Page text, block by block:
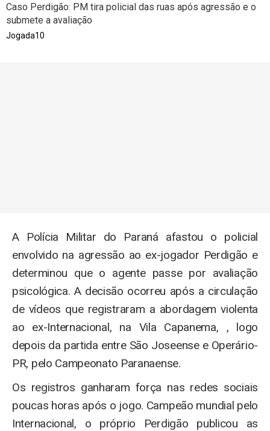
Caso Perdigão: PM tira policial das ruas após agressão e o
submete a avaliação
Jogada10
A Polícia Militar do Paraná afastou o policial
envolvido na agressão ao ex-jogador Perdigão e
determinou que o agente passe por avaliação
psicológica. A decisão ocorreu após a circulação
de vídeos que registraram a abordagem violenta
ao ex-Internacional, na Vila Capanema, , logo
depois da partida entre São Joseense e Operário-
PR, pelo Campeonato Paranaense.
Os registros ganharam força nas redes sociais
poucas horas após o jogo. Campeão mundial pelo
Internacional, o próprio Perdigão publicou as